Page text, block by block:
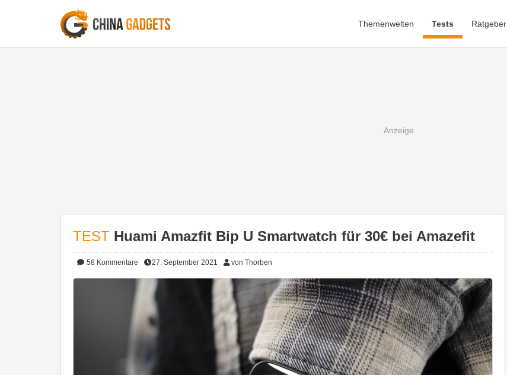
Themenwelten Tests Ratgeber
TEST Huami Amazfit Bip U Smartwatch für 30€ bei Amazefit
58 Kommentare 27. September 2021 von Thorben